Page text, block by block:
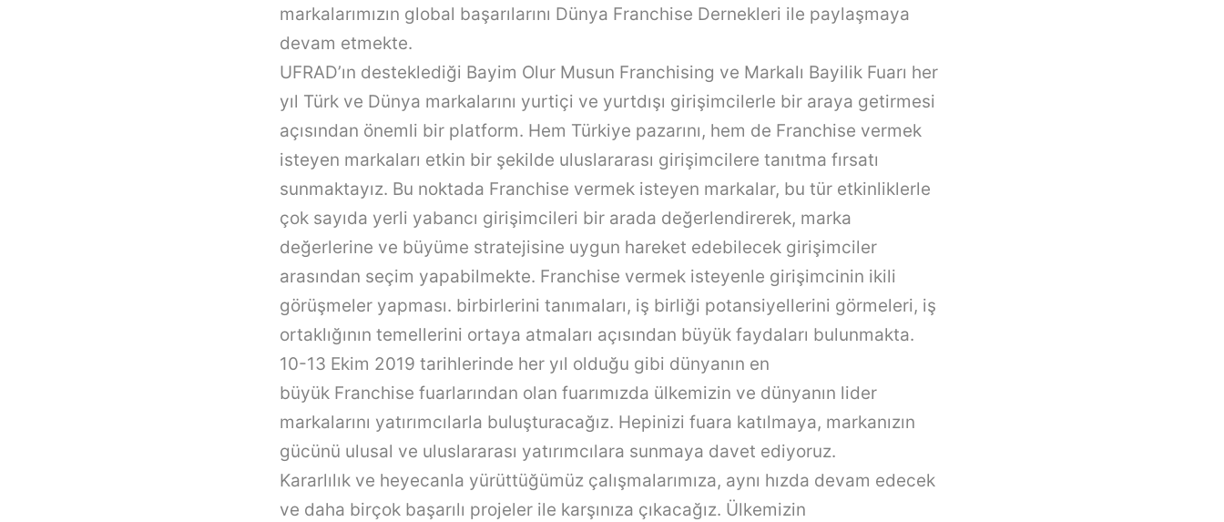
markalarımızın global başarılarını Dünya Franchise Dernekleri ile paylaşmaya
devam etmekte.
UFRAD’ın desteklediği Bayim Olur Musun Franchising ve Markalı Bayilik Fuarı her
yıl Türk ve Dünya markalarını yurtiçi ve yurtdışı girişimcilerle bir araya getirmesi
açısından önemli bir platform. Hem Türkiye pazarını, hem de Franchise vermek
isteyen markaları etkin bir şekilde uluslararası girişimcilere tanıtma fırsatı
sunmaktayız. Bu noktada Franchise vermek isteyen markalar, bu tür etkinliklerle
çok sayıda yerli yabancı girişimcileri bir arada değerlendirerek, marka
değerlerine ve büyüme stratejisine uygun hareket edebilecek girişimciler
arasından seçim yapabilmekte. Franchise vermek isteyenle girişimcinin ikili
görüşmeler yapması. birbirlerini tanımaları, iş birliği potansiyellerini görmeleri, iş
ortaklığının temellerini ortaya atmaları açısından büyük faydaları bulunmakta.
10-13 Ekim 2019 tarihlerinde her yıl olduğu gibi dünyanın en
büyük Franchise fuarlarından olan fuarımızda ülkemizin ve dünyanın lider
markalarını yatırımcılarla buluşturacağız. Hepinizi fuara katılmaya, markanızın
gücünü ulusal ve uluslararası yatırımcılara sunmaya davet ediyoruz.
Kararlılık ve heyecanla yürüttüğümüz çalışmalarımıza, aynı hızda devam edecek
ve daha birçok başarılı projeler ile karşınıza çıkacağız. Ülkemizin